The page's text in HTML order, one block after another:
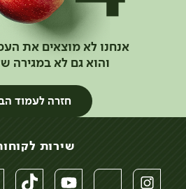
אנחנו לא מוצאים את
והוא גם לא במגירה
חזרה לעמוד
שירות